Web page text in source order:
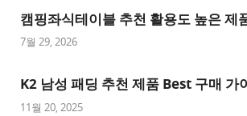
이
트
천
사
캠핑좌식테이블 추천 활용도 높은 제
7월 29, 2026
K2 남성 패딩 추천 제품 Best 구매 가
11월 20, 2025